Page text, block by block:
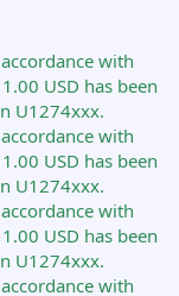
with
USD has been
U1274xxx.
with
USD has been
U1274xxx.
with
USD has been
U1274xxx.
with